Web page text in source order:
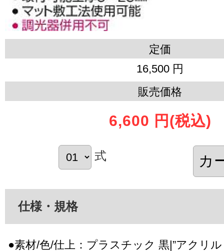
定価
16,500 円
販売価格
6,600 円 (税込)
式
仕様・規格
●素材/色/仕上：プラスチック 黒|”アクリ